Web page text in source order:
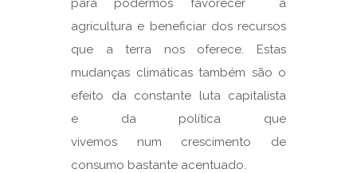
para podermos favorecer a
agricultura e beneficiar dos recursos
que a terra nos oferece. Estas
mudanças climáticas também são o
efeito da constante luta capitalista
e da política que
vivemos num crescimento de
consumo bastante acentuado.